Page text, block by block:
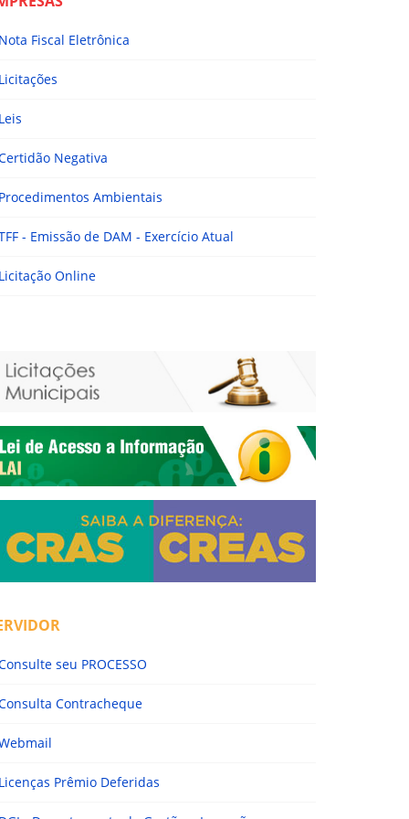
Fiscal Eletrônica
Negativa
Ambientais
- Emissão de DAM - Exercício Atual
Online
seu PROCESSO
Contracheque
Prêmio Deferidas